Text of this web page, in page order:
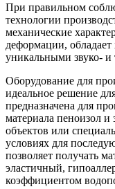
При правильном
технологии
механические
деформации,
уникальными звуко-
Оборудование для
идеальное решение
предназначена для
материала пеноизол
объектов или
условиях для
позволяет получать
эластичный,
коэффициентом